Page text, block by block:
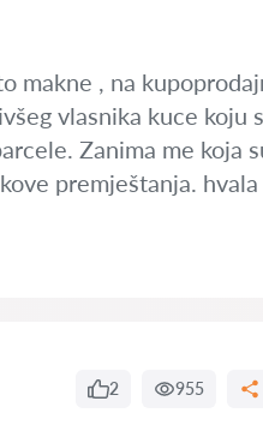
makne , na
vlasnika kuce koju
Zanima me koja
premještanja. hvala
2 955